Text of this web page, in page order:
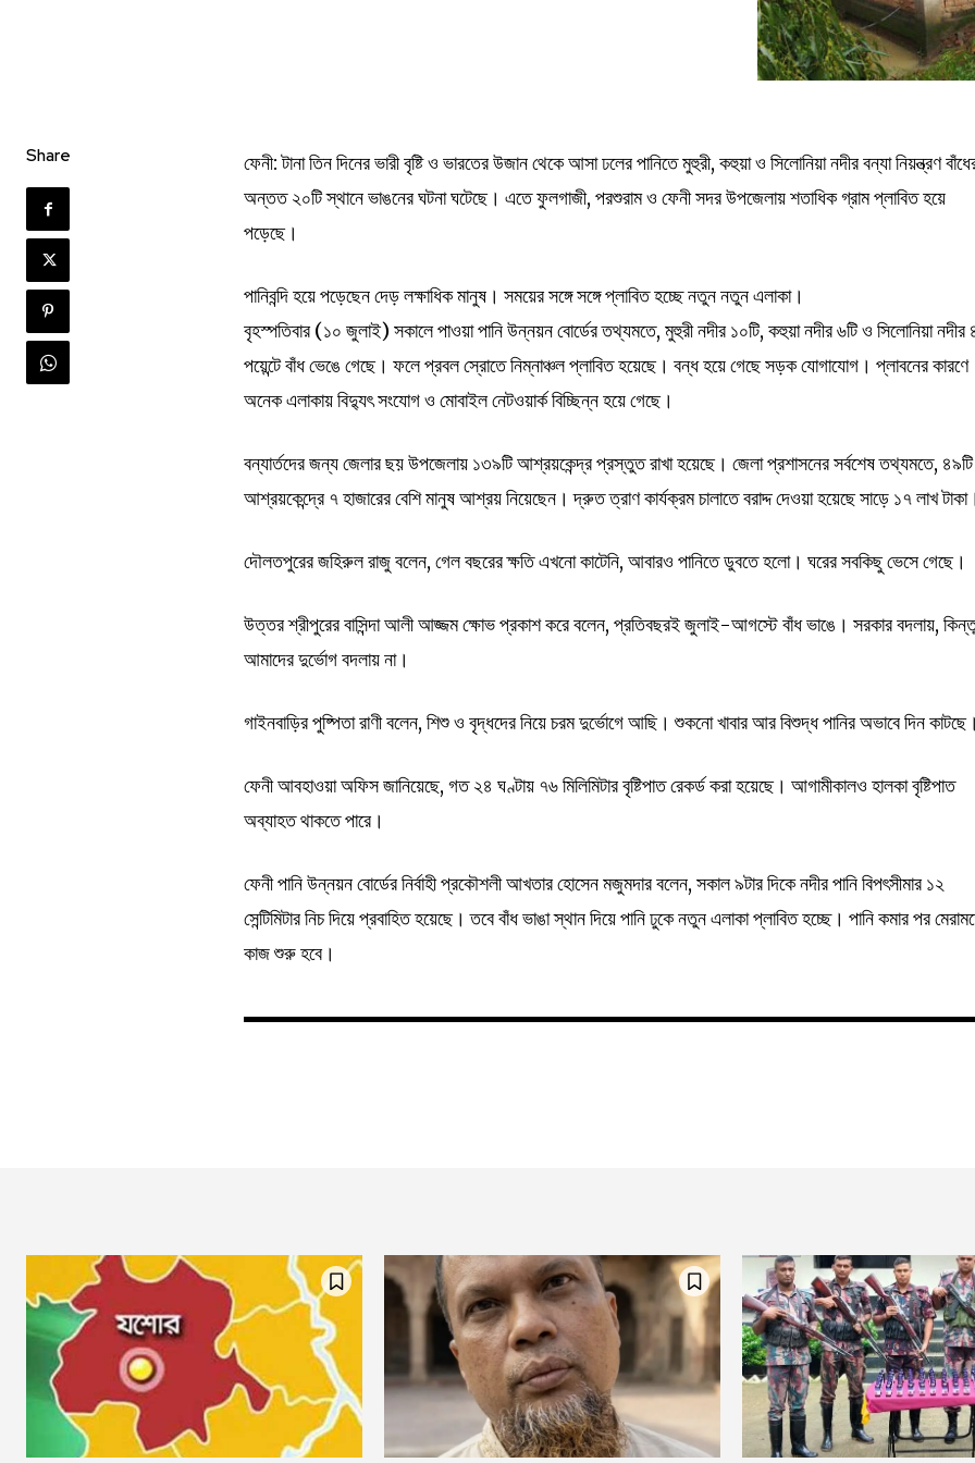
Share
ফেনী: টানা তিন দিনের ভারী বৃষ্টি ও ভারতের উজান থেকে আসা ঢলের পানিতে মুহুরী, কহুয়া ও সিলোনিয়া নদীর বন্যা নিয়ন্ত্রণ
অন্তত ২০টি স্থানে ভাঙনের ঘটনা ঘটেছে। এতে ফুলগাজী, পরশুরাম ও ফেনী সদর উপজেলায় শতাধিক গ্রাম প্লাবিত হয়ে
পড়েছে।
পানিবন্দি হয়ে পড়েছেন দেড় লক্ষাধিক মানুষ। সময়ের সঙ্গে সঙ্গে প্লাবিত হচ্ছে নতুন নতুন এলাকা।
বৃহস্পতিবার (১০ জুলাই) সকালে পাওয়া পানি উন্নয়ন বোর্ডের তথ্যমতে, মুহুরী নদীর ১০টি, কহুয়া নদীর ৬টি ও সিলোনিয়া নদীর
পয়েন্টে বাঁধ ভেঙে গেছে। ফলে প্রবল স্রোতে নিম্নাঞ্চল প্লাবিত হয়েছে। বন্ধ হয়ে গেছে সড়ক যোগাযোগ। প্লাবনের কারণে
অনেক এলাকায় বিদ্যুৎ সংযোগ ও মোবাইল নেটওয়ার্ক বিচ্ছিন্ন হয়ে গেছে।
বন্যার্তদের জন্য জেলার ছয় উপজেলায় ১৩৯টি আশ্রয়কেন্দ্র প্রস্তুত রাখা হয়েছে। জেলা প্রশাসনের সর্বশেষ তথ্যমতে, ৪৯টি
আশ্রয়কেন্দ্রে ৭ হাজারের বেশি মানুষ আশ্রয় নিয়েছেন। দ্রুত ত্রাণ কার্যক্রম চালাতে বরাদ্দ দেওয়া হয়েছে সাড়ে ১৭ লাখ টাকা।
দৌলতপুরের জহিরুল রাজু বলেন, গেল বছরের ক্ষতি এখনো কাটেনি, আবারও পানিতে ডুবতে হলো। ঘরের সবকিছু ভেসে গেছে।
উত্তর শ্রীপুরের বাসিন্দা আলী আজ্জম ক্ষোভ প্রকাশ করে বলেন, প্রতিবছরই জুলাই-আগস্টে বাঁধ ভাঙে। সরকার বদলায়,
আমাদের দুর্ভোগ বদলায় না।
গাইনবাড়ির পুষ্পিতা রাণী বলেন, শিশু ও বৃদ্ধদের নিয়ে চরম দুর্ভোগে আছি। শুকনো খাবার আর বিশুদ্ধ পানির অভাবে দিন কাটছে।
ফেনী আবহাওয়া অফিস জানিয়েছে, গত ২৪ ঘণ্টায় ৭৬ মিলিমিটার বৃষ্টিপাত রেকর্ড করা হয়েছে। আগামীকালও হালকা বৃষ্টিপাত
অব্যাহত থাকতে পারে।
ফেনী পানি উন্নয়ন বোর্ডের নির্বাহী প্রকৌশলী আখতার হোসেন মজুমদার বলেন, সকাল ৯টার দিকে নদীর পানি বিপৎসীমার ১২
সেন্টিমিটার নিচ দিয়ে প্রবাহিত হয়েছে। তবে বাঁধ ভাঙা স্থান দিয়ে পানি ঢুকে নতুন এলাকা প্লাবিত হচ্ছে। পানি কমার পর
কাজ শুরু হবে।